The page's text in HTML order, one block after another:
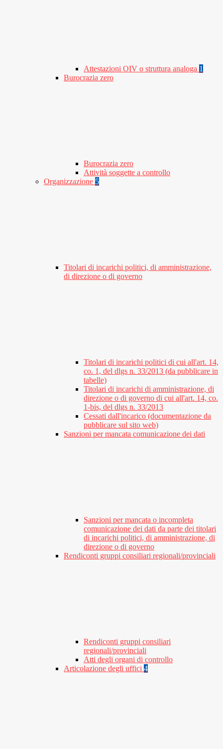
Attestazioni OIV o struttura analoga 1
Burocrazia zero
Burocrazia zero
Attività soggette a controllo
Organizzazione 5
Titolari di incarichi politici, di amministrazione,
di direzione o di governo
Titolari di incarichi politici di cui all'art. 14,
co. 1, del dlgs n. 33/2013 (da pubblicare in
tabelle)
Titolari di incarichi di amministrazione, di
direzione o di governo di cui all'art. 14, co.
1-bis, del dlgs n. 33/2013
Cessati dall'incarico (documentazione da
pubblicare sul sito web)
Sanzioni per mancata comunicazione dei dati
Sanzioni per mancata o incompleta
comunicazione dei dati da parte dei titolari
di incarichi politici, di amministrazione, di
direzione o di governo
Rendiconti gruppi consiliari regionali/provinciali
Rendiconti gruppi consiliari
regionali/provinciali
Atti degli organi di controllo
Articolazione degli uffici 4